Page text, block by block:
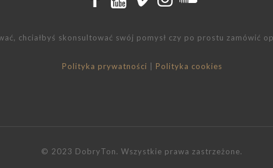
chciałbyś skonsultować swój pomysł czy po prostu zamówić
Polityka prywatności Polityka cookies
© 2023 DobryTon. Wszystkie prawa zastrzeżone.